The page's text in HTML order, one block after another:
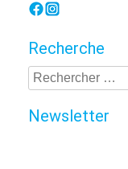
Recherche
Recherche
Newsletter